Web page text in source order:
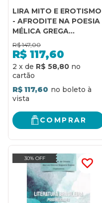
LIRA MITO E EROTISMO
- AFRODITE NA POESIA
MÉLICA GREGA
ARCAICA
R$ 147,00
R$ 117,60
2 x de R$ 58,80
R$ 117,60
COMPRAR
30% OFF